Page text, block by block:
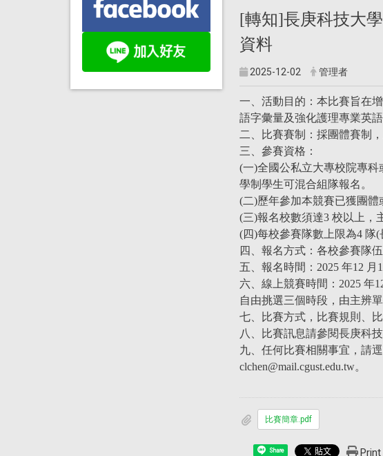
[轉知]長庚科技大
資料
2025-12-02 管理者
一、活動目的：本比賽旨在
語字彙量及強化護理專業英
二、比賽賽制：採團體賽制
三、參賽資格：
(一)全國公私立大專校院專
學制學生可混合組隊報名。
(二)歷年參加本競賽已獲團體
(三)報名校數須達3 校以上，
(四)每校參賽隊數上限為4 隊
四、報名方式：各校參賽隊
五、報名時間：2025 年12 月
六、線上競賽時間：2025 年
自由挑選三個時段，由主辨
七、比賽方式，比賽規則、
八、比賽訊息請參閱長庚科技
九、任何比賽相關事宜，請
clchen@mail.cgust.edu.tw。
比賽簡章.pdf
Share